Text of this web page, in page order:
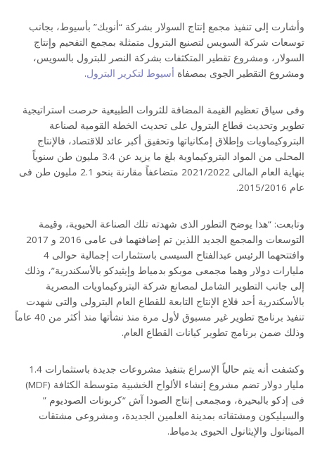
وأشارت إلى تنفيذ مجمع إنتاج السولار بشركة “أنوبك” بأسيوط، بجانب
توسعات شركة السويس لتصنيع البترول متمثلة بمجمع التفحيم وإنتاج
السولار، ومشروع تقطير المتكثفات بشركة النصر للبترول بالسويس،
ومشروع التقطير الجوى بمصفاة أسيوط لتكرير البترول.
وفى سياق تعظيم القيمة المضافة للثروات الطبيعية حرصت استراتيجية
تطوير وتحديث قطاع البترول على تحديث الخطة القومية لصناعة
البتروكيماويات وإطلاق إمكانياتها وتحقيق أكبر عائد للاقتصاد، فالإنتاج
المحلى من المواد البتروكيماوية بلغ ما يزيد عن 3.4 مليون طن سنوياً
بنهاية العام المالى 2021/2022 متضاعفاً مقارنة بنحو 2.1 مليون طن فى
عام 2015/2016.
وتابعت: “هذا يوضح التطور الذى شهدته تلك الصناعة الحيوية، وقيمة
التوسعات والمجمع الجديد اللذين تم إضافتهما فى عامى 2016 و 2017
وافتتحهما الرئيس عبدالفتاح السيسى باستثمارات إجمالية حوالى 4
مليارات دولار وهما مجمعى موبكو بدمياط وإيثيدكو بالأسكندرية”، وذلك
إلى جانب التطوير الشامل لمصانع شركة البتروكيماويات المصرية
بالأسكندرية أحد قلاع الإنتاج التابعة للقطاع العام البترولى والتى شهدت
تنفيذ برنامج تطوير غير مسبوق لأول مرة منذ نشأتها منذ أكثر من 40 عاماً
وذلك ضمن برنامج تطوير كيانات القطاع العام.
وكشفت أنه يتم حالياً الإسراع بتنفيذ مشروعات جديدة باستثمارات 1.4
مليار دولار تضم مشروع إنشاء الألواح الخشبية متوسطة الكثافة (MDF)
فى إدكو بالبحيرة، ومجمعى إنتاج الصودا آش “كربونات الصوديوم ”
والسيليكون ومشتقاته بمدينة العلمين الجديدة، ومشروعى مشتقات
الميثانول والإيثانول الحيوى بدمياط.